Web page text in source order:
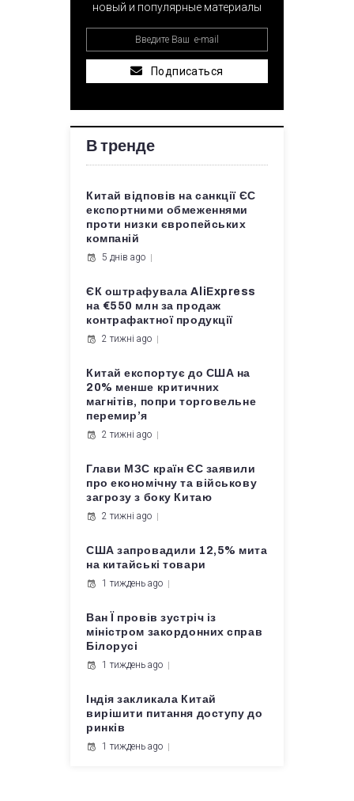
новый и популярные материалы
Подписаться
В тренде
Китай відповів на санкції ЄС
експортними обмеженнями
проти низки європейських
компаній
5 днів ago
ЄК оштрафувала AliExpress
на €550 млн за продаж
контрафактної продукції
2 тижні ago
Китай експортує до США на
20% менше критичних
магнітів, попри торговельне
перемир’я
2 тижні ago
Глави МЗС країн ЄС заявили
про економічну та військову
загрозу з боку Китаю
2 тижні ago
США запровадили 12,5% мита
на китайські товари
1 тиждень ago
Ван Ї провів зустріч із
міністром закордонних справ
Білорусі
1 тиждень ago
Індія закликала Китай
вирішити питання доступу до
ринків
1 тиждень ago